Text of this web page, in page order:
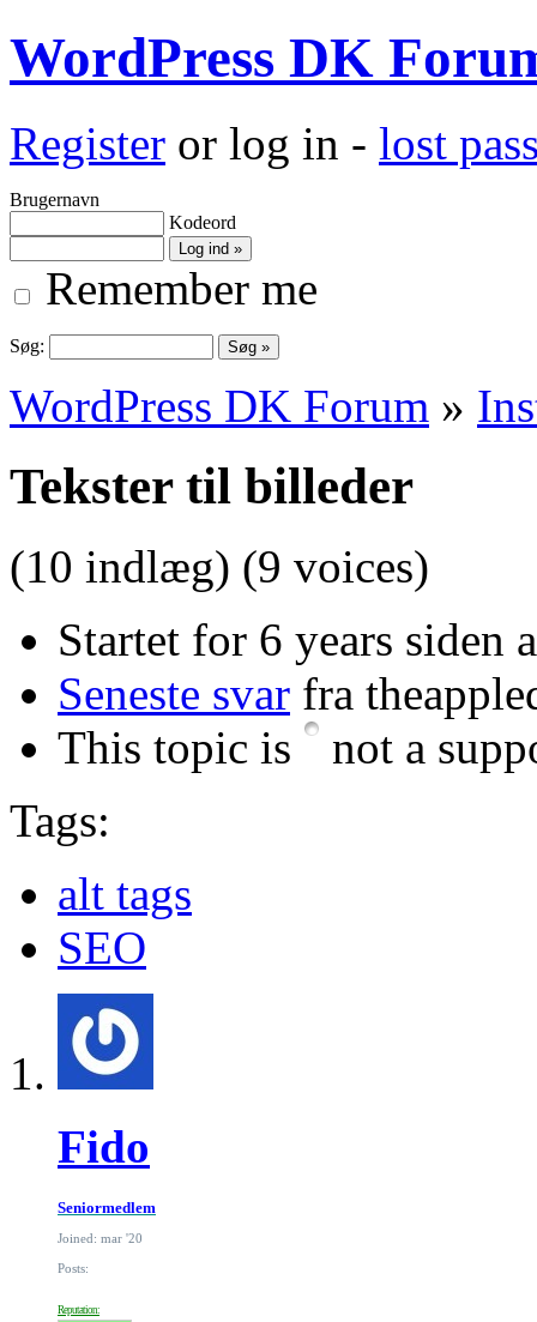
WordPress DK
Register or log in - lost
Brugernavn
Kodeord
Remember me
Søg:
WordPress DK Forum »
Tekster til billeder
(10 indlæg) (9 voices)
Startet for 6 years siden
Seneste svar fra
This topic is
not a
Tags:
alt tags
SEO
Fido
Seniormedlem
Joined: mar '20
Posts:
Reputation: